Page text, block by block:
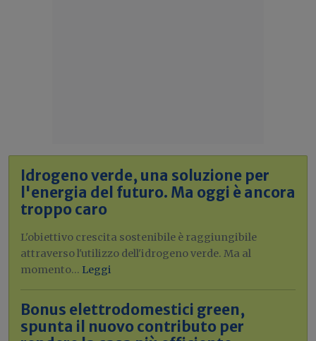
Idrogeno verde, una soluzione per
l'energia del futuro. Ma oggi è ancora
troppo caro
L'obiettivo crescita sostenibile è raggiungibile
attraverso l'utilizzo dell'idrogeno verde. Ma al
momento... Leggi
Bonus elettrodomestici green,
spunta il nuovo contributo per